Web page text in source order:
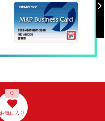
お気に入り
0